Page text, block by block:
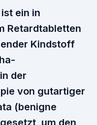
ein in
Retardtabletten
Kindstoff
der
von gutartiger
(benigne
um den